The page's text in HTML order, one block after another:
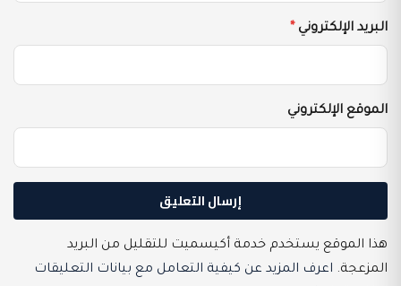
البريد الإلكتروني *
الموقع الإلكتروني
هذا الموقع يستخدم خدمة أكيسميت للتقليل من البريد
المزعجة. اعرف المزيد عن كيفية التعامل مع بيانات التعليقات